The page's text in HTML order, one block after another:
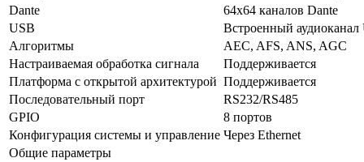
Dante
64x64 каналов Dante
USB
Встроенный аудиоканал
Алгоритмы
AEC, AFS, ANS, AGC
Настраиваемая обработка сигнала
Поддерживается
Платформа с открытой архитектурой Поддерживается
Последовательный порт
RS232/RS485
GPIO
8 портов
Конфигурация системы и управление Через Ethernet
Общие параметры